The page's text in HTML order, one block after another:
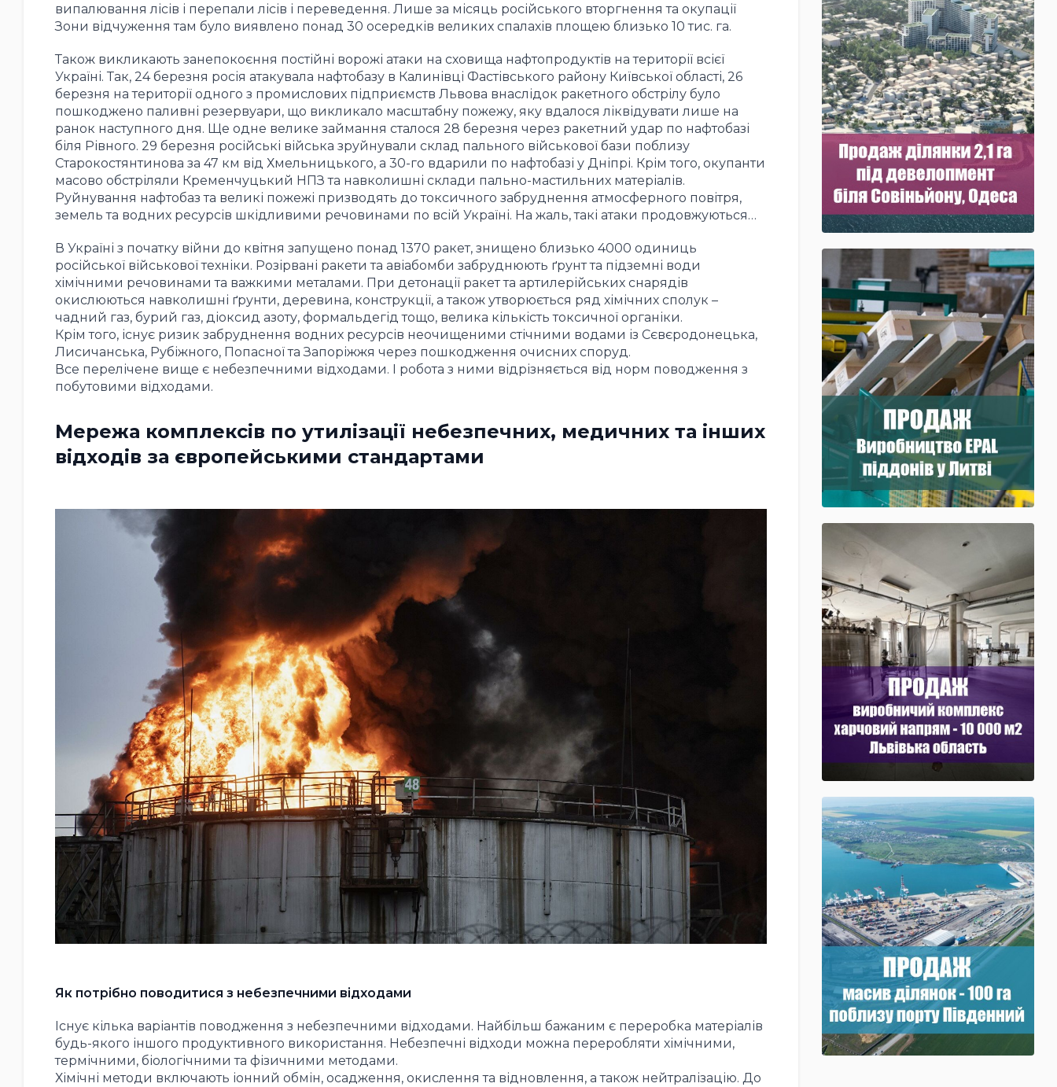
випалювання лісів і перепали лісів і переведення. Лише за місяць російського вторгнення та окупації
Зони відчуження там було виявлено понад 30 осередків великих спалахів площею близько 10 тис. га.
Також викликають занепокоєння постійні ворожі атаки на сховища нафтопродуктів на території всієї
Україні. Так, 24 березня росія атакувала нафтобазу в Калинівці Фастівського району Київської області, 26
березня на території одного з промислових підприємств Львова внаслідок ракетного обстрілу було
пошкоджено паливні резервуари, що викликало масштабну пожежу, яку вдалося ліквідувати лише на
ранок наступного дня. Ще одне велике займання сталося 28 березня через ракетний удар по нафтобазі
біля Рівного. 29 березня російські війська зруйнували склад пального військової бази поблизу
Старокостянтинова за 47 км від Хмельницького, а 30-го вдарили по нафтобазі у Дніпрі. Крім того, окупанти
масово обстріляли Кременчуцький НПЗ та навколишні склади пально-мастильних матеріалів.
Руйнування нафтобаз та великі пожежі призводять до токсичного забруднення атмосферного повітря,
земель та водних ресурсів шкідливими речовинами по всій Україні. На жаль, такі атаки продовжуються…
В Україні з початку війни до квітня запущено понад 1370 ракет, знищено близько 4000 одиниць
російської військової техніки. Розірвані ракети та авіабомби забруднюють ґрунт та підземні води
хімічними речовинами та важкими металами. При детонації ракет та артилерійських снарядів
окислюються навколишні ґрунти, деревина, конструкції, а також утворюється ряд хімічних сполук –
чадний газ, бурий газ, діоксид азоту, формальдегід тощо, велика кількість токсичної органіки.
Крім того, існує ризик забруднення водних ресурсів неочищеними стічними водами із Сєвєродонецька,
Лисичанська, Рубіжного, Попасної та Запоріжжя через пошкодження очисних споруд.
Все перелічене вище є небезпечними відходами. І робота з ними відрізняється від норм поводження з
побутовими відходами.
Мережа комплексів по утилізації небезпечних, медичних та інших
відходів за європейськими стандартами
Як потрібно поводитися з небезпечними відходами
Існує кілька варіантів поводження з небезпечними відходами. Найбільш бажаним є переробка матеріалів
будь-якого іншого продуктивного використання. Небезпечні відходи можна переробляти хімічними,
термічними, біологічними та фізичними методами.
Хімічні методи включають іонний обмін, осадження, окислення та відновлення, а також нейтралізацію. До